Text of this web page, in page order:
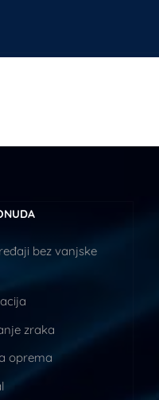
bez vanjske
zraka
oprema